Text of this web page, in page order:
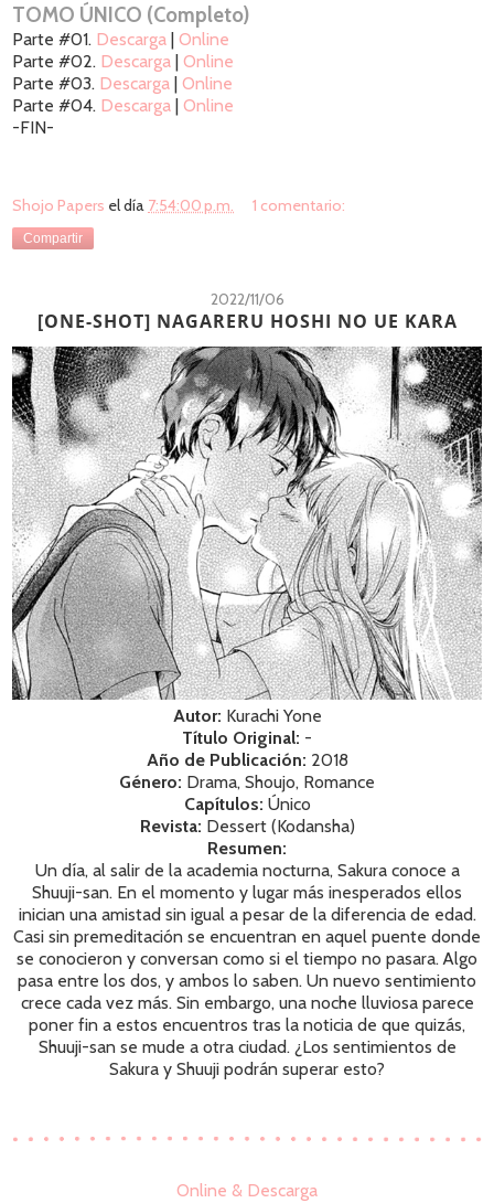
TOMO ÚNICO (Completo)
Parte #01. Descarga | Online
Parte #02. Descarga | Online
Parte #03. Descarga | Online
Parte #04. Descarga | Online
-FIN-
Shojo Papers el día 7:54:00 p.m. 1 comentario:
Compartir
2022/11/06
[ONE-SHOT] NAGARERU HOSHI NO UE KARA
Autor: Kurachi Yone
Título Original: -
Año de Publicación: 2018
Género: Drama, Shoujo, Romance
Capítulos: Único
Revista: Dessert (Kodansha)
Resumen:
Un día, al salir de la academia nocturna, Sakura conoce a
Shuuji-san. En el momento y lugar más inesperados ellos
inician una amistad sin igual a pesar de la diferencia de edad.
Casi sin premeditación se encuentran en aquel puente donde
se conocieron y conversan como si el tiempo no pasara. Algo
pasa entre los dos, y ambos lo saben. Un nuevo sentimiento
crece cada vez más. Sin embargo, una noche lluviosa parece
poner fin a estos encuentros tras la noticia de que quizás,
Shuuji-san se mude a otra ciudad. ¿Los sentimientos de
Sakura y Shuuji podrán superar esto?
Online & Descarga